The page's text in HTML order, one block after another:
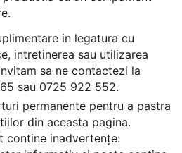
in legatura cu
intretinerea sau utilizarea
sa ne contactezi la
sau 0725 922 552.
permanente pentru a pastra
din aceasta pagina.
contine inadvertențe: